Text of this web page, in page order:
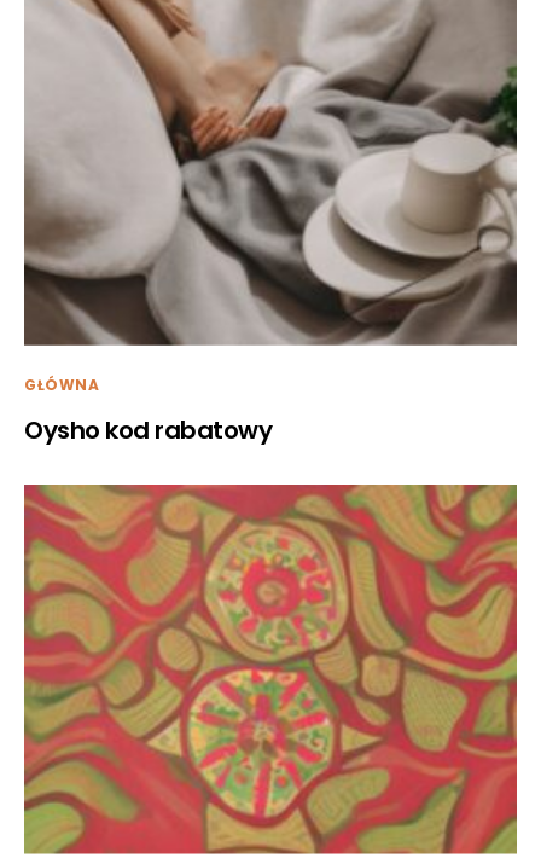
GŁÓWNA
Oysho kod rabatowy